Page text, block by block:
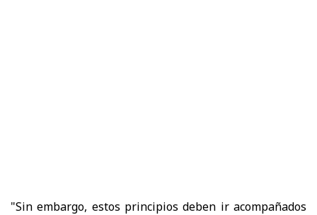
"Sin embargo, estos principios deben ir acompañados